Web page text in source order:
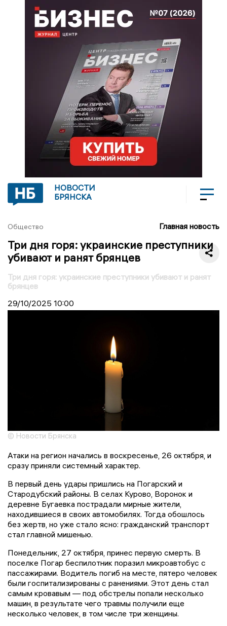
НОВОСТИ
БРЯНСКА
Общество Главная новость
Три дня горя: украинские преступники
убивают и ранят брянцев
Три дня горя: украинские преступники убивают и ранят
брянцев
29/10/2025 10:00
© Новости Брянска
Атаки на регион начались в воскресенье, 26 октября, и
сразу приняли системный характер.
В первый день удары пришлись на Погарский и
Стародубский районы. В селах Курово, Воронок и
деревне Бугаевка пострадали мирные жители,
находившиеся в своих автомобилях. Тогда обошлось
без жертв, но уже стало ясно: гражданский транспорт
стал главной мишенью.
Понедельник, 27 октября, принес первую смерть. В
поселке Погар беспилотник поразил микроавтобус с
пассажирами. Водитель погиб на месте, пятеро человек
были госпитализированы с ранениями. Этот день стал
самым кровавым — под обстрелы попали несколько
машин, в результате чего травмы получили еще
несколько человек, в том числе три женщины.